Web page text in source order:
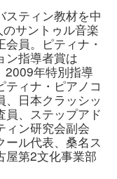
ティン教材を中
サントゥル音楽
員。ピティナ・
ン指導者賞は
2009年特別指導
ィナ・ピアノコ
、日本クラッシッ
員、ステップアド
ィン研究会副会
ル代表、桑名ス
屋第2文化事業部